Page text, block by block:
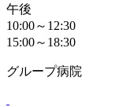
午後
10:00～12:30
15:00～18:30
グループ病院